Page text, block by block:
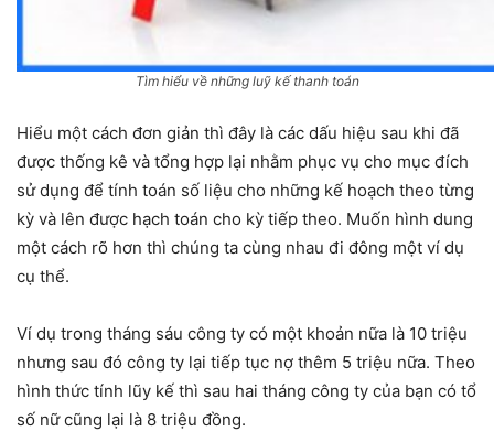
Tìm hiểu về những luỹ kế thanh toán
Hiểu một cách đơn giản thì đây là các dấu hiệu sau khi đã
được thống kê và tổng hợp lại nhằm phục vụ cho mục đích
sử dụng để tính toán số liệu cho những kế hoạch theo từng
kỳ và lên được hạch toán cho kỳ tiếp theo. Muốn hình dung
một cách rõ hơn thì chúng ta cùng nhau đi đông một ví dụ
cụ thể.
Ví dụ trong tháng sáu công ty có một khoản nữa là 10 triệu
nhưng sau đó công ty lại tiếp tục nợ thêm 5 triệu nữa. Theo
hình thức tính lũy kế thì sau hai tháng công ty của bạn có tổ
số nữ cũng lại là 8 triệu đồng.